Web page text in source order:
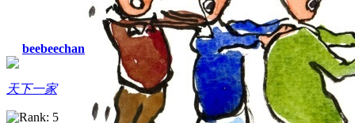
beebeechan
天下一家